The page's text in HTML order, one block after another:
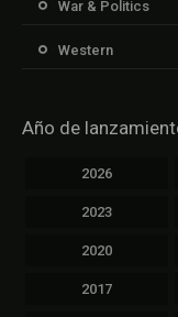
War & Politics
Western
Año de
2026
2023
2020
2017